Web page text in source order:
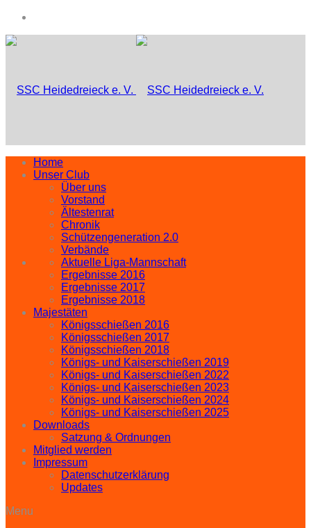
Home
Unser Club
Über uns
Vorstand
Ältestenrat
Chronik
Schützengeneration 2.0
Verbände
Aktuelle Liga-Mannschaft
Ergebnisse 2016
Ergebnisse 2017
Ergebnisse 2018
Majestäten
Königsschießen 2016
Königsschießen 2017
Königsschießen 2018
Königs- und Kaiserschießen 2019
Königs- und Kaiserschießen 2022
Königs- und Kaiserschießen 2023
Königs- und Kaiserschießen 2024
Königs- und Kaiserschießen 2025
Downloads
Satzung & Ordnungen
Mitglied werden
Impressum
Datenschutzerklärung
Updates
Menu